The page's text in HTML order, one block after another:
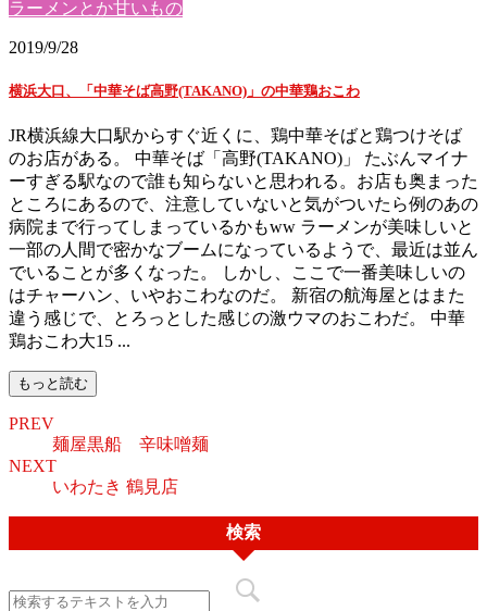
ラーメンとか甘いもの
2019/9/28
横浜大口、「中華そば高野(TAKANO)」の中華鶏おこわ
JR横浜線大口駅からすぐ近くに、鶏中華そばと鶏つけそば
のお店がある。 中華そば「高野(TAKANO)」 たぶんマイナ
ーすぎる駅なので誰も知らないと思われる。お店も奥まった
ところにあるので、注意していないと気がついたら例のあの
病院まで行ってしまっているかもww ラーメンが美味しいと
一部の人間で密かなブームになっているようで、最近は並ん
でいることが多くなった。 しかし、ここで一番美味しいの
はチャーハン、いやおこわなのだ。 新宿の航海屋とはまた
違う感じで、とろっとした感じの激ウマのおこわだ。 中華
鶏おこわ大15 ...
もっと読む
PREV
麺屋黒船 辛味噌麺
NEXT
いわたき 鶴見店
検索